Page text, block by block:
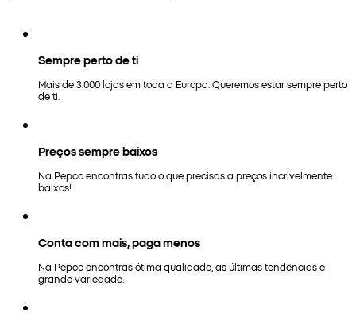
Sempre perto de ti
Mais de 3.000 lojas em toda a Europa. Queremos estar sempre perto
de ti.
Preços sempre baixos
Na Pepco encontras tudo o que precisas a preços incrivelmente
baixos!
Conta com mais, paga menos
Na Pepco encontras ótima qualidade, as últimas tendências e
grande variedade.